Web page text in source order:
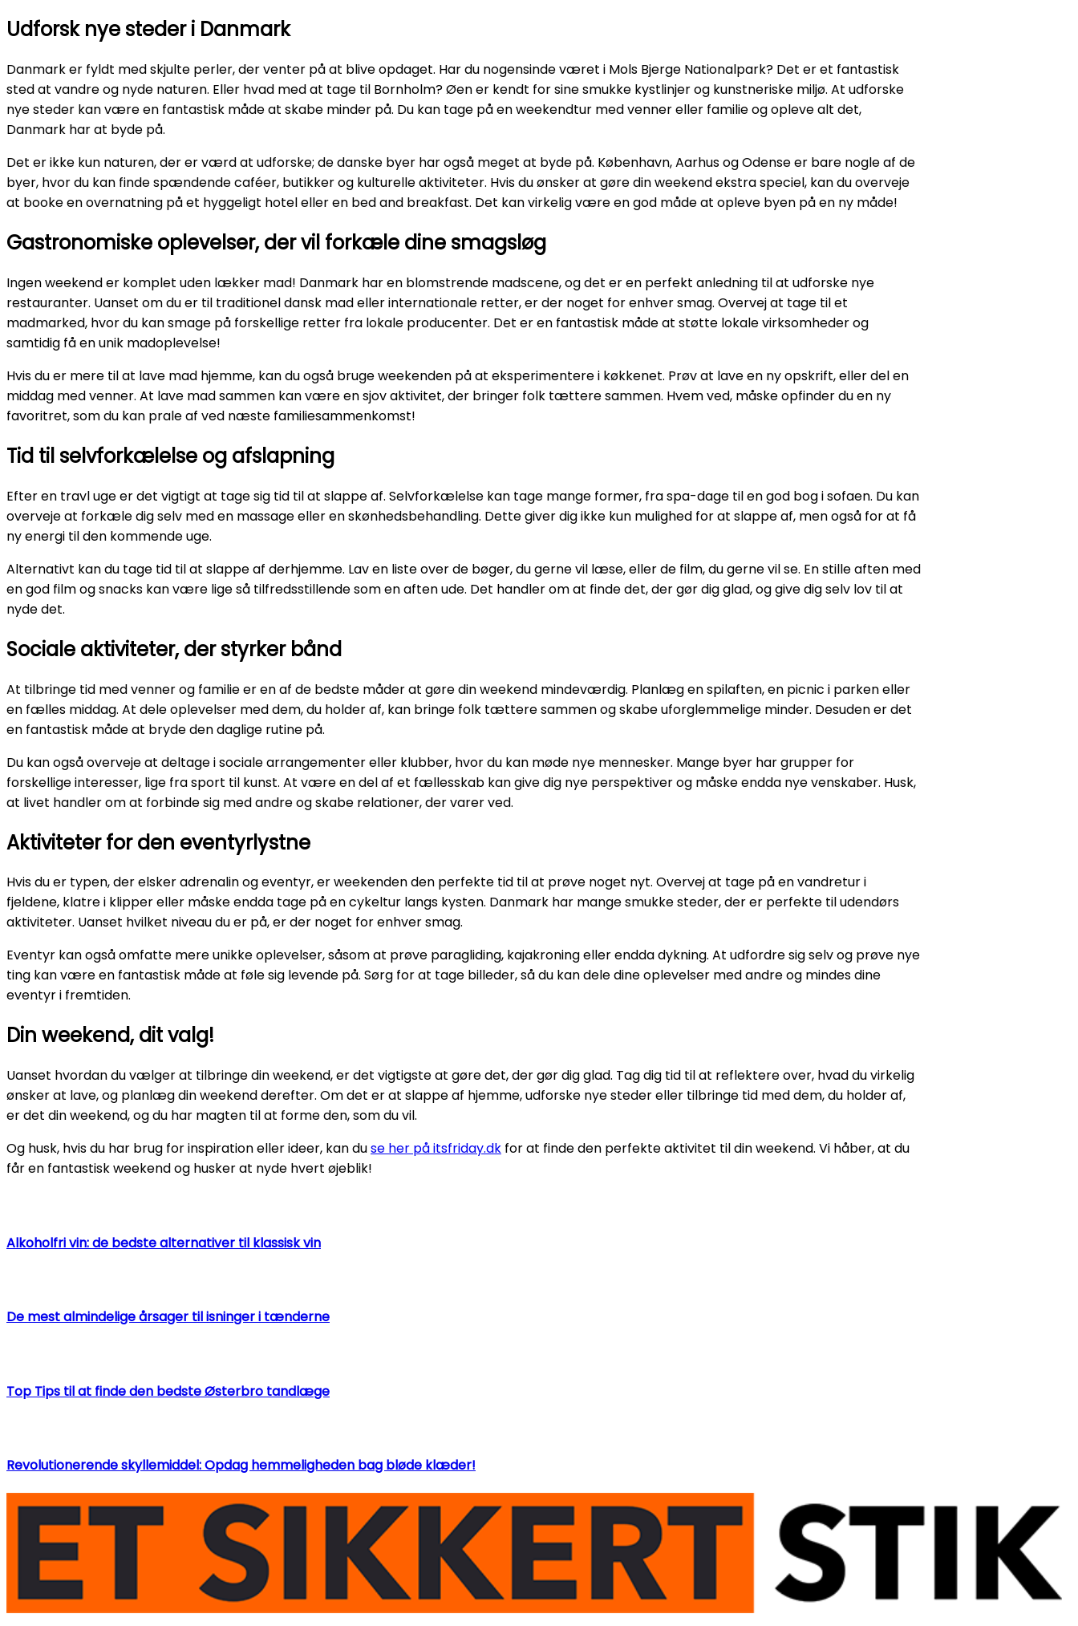
Udforsk nye steder i Danmark
Danmark er fyldt med skjulte perler, der venter på at blive opdaget. Har du nogensinde været i Mols Bjerge Nationalpark? Det er et fantastisk
sted at vandre og nyde naturen. Eller hvad med at tage til Bornholm? Øen er kendt for sine smukke kystlinjer og kunstneriske miljø. At udforske
nye steder kan være en fantastisk måde at skabe minder på. Du kan tage på en weekendtur med venner eller familie og opleve alt det,
Danmark har at byde på.
Det er ikke kun naturen, der er værd at udforske; de danske byer har også meget at byde på. København, Aarhus og Odense er bare nogle af de
byer, hvor du kan finde spændende caféer, butikker og kulturelle aktiviteter. Hvis du ønsker at gøre din weekend ekstra speciel, kan du overveje
at booke en overnatning på et hyggeligt hotel eller en bed and breakfast. Det kan virkelig være en god måde at opleve byen på en ny måde!
Gastronomiske oplevelser, der vil forkæle dine smagsløg
Ingen weekend er komplet uden lækker mad! Danmark har en blomstrende madscene, og det er en perfekt anledning til at udforske nye
restauranter. Uanset om du er til traditionel dansk mad eller internationale retter, er der noget for enhver smag. Overvej at tage til et
madmarked, hvor du kan smage på forskellige retter fra lokale producenter. Det er en fantastisk måde at støtte lokale virksomheder og
samtidig få en unik madoplevelse!
Hvis du er mere til at lave mad hjemme, kan du også bruge weekenden på at eksperimentere i køkkenet. Prøv at lave en ny opskrift, eller del en
middag med venner. At lave mad sammen kan være en sjov aktivitet, der bringer folk tættere sammen. Hvem ved, måske opfinder du en ny
favoritret, som du kan prale af ved næste familiesammenkomst!
Tid til selvforkælelse og afslapning
Efter en travl uge er det vigtigt at tage sig tid til at slappe af. Selvforkælelse kan tage mange former, fra spa-dage til en god bog i sofaen. Du kan
overveje at forkæle dig selv med en massage eller en skønhedsbehandling. Dette giver dig ikke kun mulighed for at slappe af, men også for at få
ny energi til den kommende uge.
Alternativt kan du tage tid til at slappe af derhjemme. Lav en liste over de bøger, du gerne vil læse, eller de film, du gerne vil se. En stille aften med
en god film og snacks kan være lige så tilfredsstillende som en aften ude. Det handler om at finde det, der gør dig glad, og give dig selv lov til at
nyde det.
Sociale aktiviteter, der styrker bånd
At tilbringe tid med venner og familie er en af de bedste måder at gøre din weekend mindeværdig. Planlæg en spilaften, en picnic i parken eller
en fælles middag. At dele oplevelser med dem, du holder af, kan bringe folk tættere sammen og skabe uforglemmelige minder. Desuden er det
en fantastisk måde at bryde den daglige rutine på.
Du kan også overveje at deltage i sociale arrangementer eller klubber, hvor du kan møde nye mennesker. Mange byer har grupper for
forskellige interesser, lige fra sport til kunst. At være en del af et fællesskab kan give dig nye perspektiver og måske endda nye venskaber. Husk,
at livet handler om at forbinde sig med andre og skabe relationer, der varer ved.
Aktiviteter for den eventyrlystne
Hvis du er typen, der elsker adrenalin og eventyr, er weekenden den perfekte tid til at prøve noget nyt. Overvej at tage på en vandretur i
fjeldene, klatre i klipper eller måske endda tage på en cykeltur langs kysten. Danmark har mange smukke steder, der er perfekte til udendørs
aktiviteter. Uanset hvilket niveau du er på, er der noget for enhver smag.
Eventyr kan også omfatte mere unikke oplevelser, såsom at prøve paragliding, kajakroning eller endda dykning. At udfordre sig selv og prøve nye
ting kan være en fantastisk måde at føle sig levende på. Sørg for at tage billeder, så du kan dele dine oplevelser med andre og mindes dine
eventyr i fremtiden.
Din weekend, dit valg!
Uanset hvordan du vælger at tilbringe din weekend, er det vigtigste at gøre det, der gør dig glad. Tag dig tid til at reflektere over, hvad du virkelig
ønsker at lave, og planlæg din weekend derefter. Om det er at slappe af hjemme, udforske nye steder eller tilbringe tid med dem, du holder af,
er det din weekend, og du har magten til at forme den, som du vil.
Og husk, hvis du har brug for inspiration eller ideer, kan duse her på itsfriday.dk for at finde den perfekte aktivitet til din weekend. Vi håber, at du
får en fantastisk weekend og husker at nyde hvert øjeblik!
Alkoholfri vin: de bedste alternativer til klassisk vin
De mest almindelige årsager til isninger i tænderne
Top Tips til at finde den bedste Østerbro tandlæge
Revolutionerende skyllemiddel: Opdag hemmeligheden bag bløde klæder!